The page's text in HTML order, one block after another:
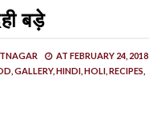
बड़े
AT FEBRUARY 24, 2018
GALLERY, HINDI, HOLI, RECIPES,